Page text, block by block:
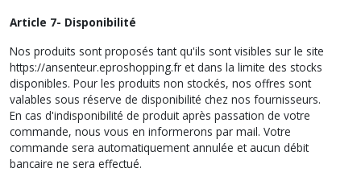
Article 7- Disponibilité
Nos produits sont proposés tant qu'ils sont visibles sur le site
https://ansenteur.eproshopping.fr et dans la limite des stocks
disponibles. Pour les produits non stockés, nos offres sont
valables sous réserve de disponibilité chez nos fournisseurs.
En cas d'indisponibilité de produit après passation de votre
commande, nous vous en informerons par mail. Votre
commande sera automatiquement annulée et aucun débit
bancaire ne sera effectué.